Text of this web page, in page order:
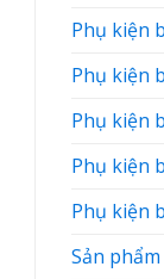
Phụ kiện
Phụ kiện
Phụ kiện
Phụ kiện
Phụ kiện
Sản
Giảm thanh